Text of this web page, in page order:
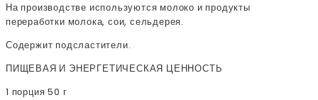
На производстве используются молоко и продукты
переработки молока, сои, сельдерея.
Содержит подсластители.
ПИЩЕВАЯ И ЭНЕРГЕТИЧЕСКАЯ ЦЕННОСТЬ
1 порция 50 г